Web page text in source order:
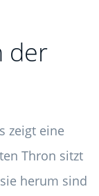
der
zeigt eine
Thron sitzt
herum sind